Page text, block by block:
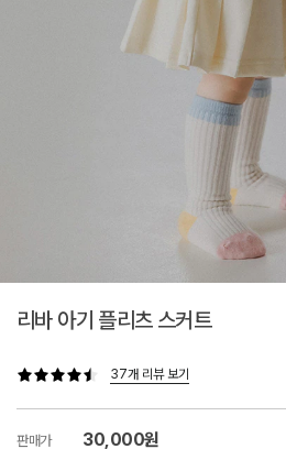
리바 아기 플리츠 스커트
37개 리뷰 보기
판매가 30,000원